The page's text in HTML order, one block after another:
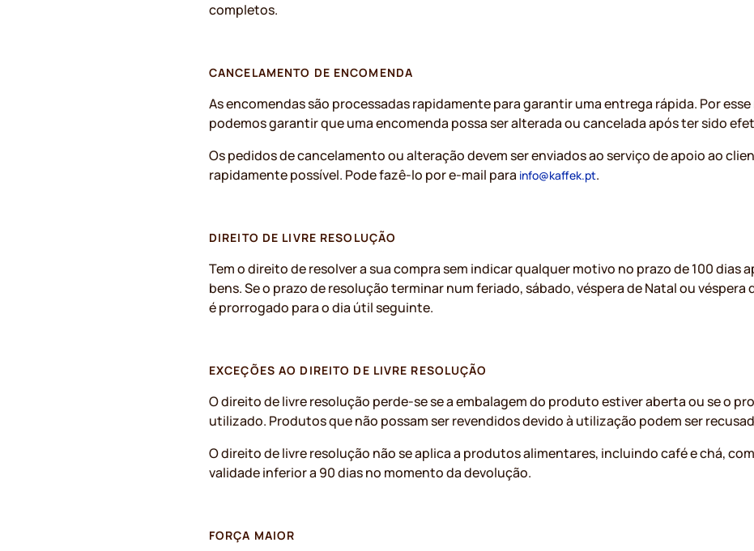
completos.
CANCELAMENTO DE ENCOMENDA
As encomendas são processadas rapidamente para garantir uma entrega rápida. Por
podemos garantir que uma encomenda possa ser alterada ou cancelada após ter sido
Os pedidos de cancelamento ou alteração devem ser enviados ao serviço de apoio ao
rapidamente possível. Pode fazê-lo por e-mail para info@kaffek.pt.
DIREITO DE LIVRE RESOLUÇÃO
Tem o direito de resolver a sua compra sem indicar qualquer motivo no prazo de 100 dias
bens. Se o prazo de resolução terminar num feriado, sábado, véspera de Natal ou véspera
é prorrogado para o dia útil seguinte.
EXCEÇÕES AO DIREITO DE LIVRE RESOLUÇÃO
O direito de livre resolução perde-se se a embalagem do produto estiver aberta ou se o
utilizado. Produtos que não possam ser revendidos devido à utilização podem ser
O direito de livre resolução não se aplica a produtos alimentares, incluindo café e chá,
validade inferior a 90 dias no momento da devolução.
FORÇA MAIOR